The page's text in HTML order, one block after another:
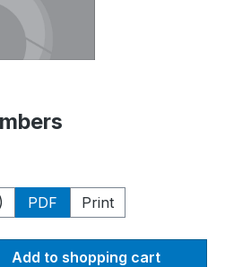
PDF Print
Enter the desired
Add to shopping cart